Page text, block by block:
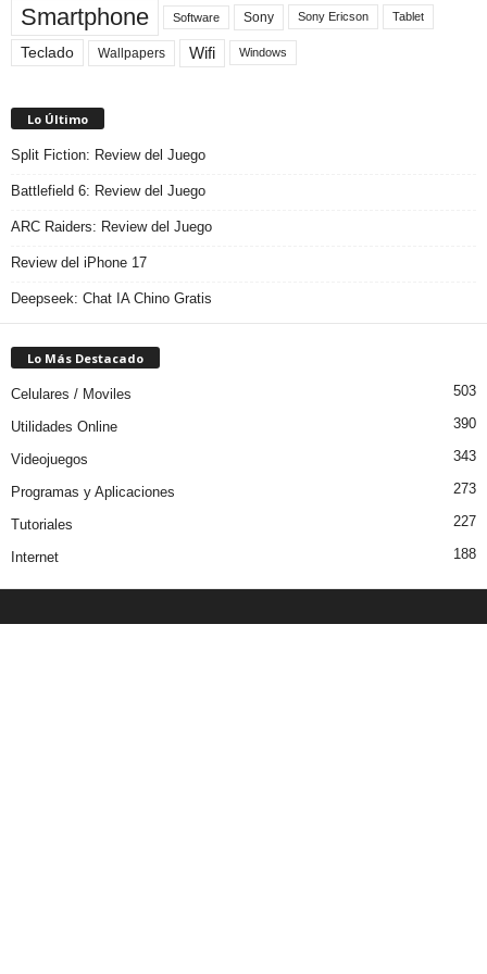
Smartphone Software Sony Sony Ericson Tablet
Teclado Wallpapers Wifi Windows
Lo Último
Split Fiction: Review del Juego
Battlefield 6: Review del Juego
ARC Raiders: Review del Juego
Review del iPhone 17
Deepseek: Chat IA Chino Gratis
Lo Más Destacado
Celulares / Moviles 503
Utilidades Online 390
Videojuegos 343
Programas y Aplicaciones 273
Tutoriales 227
Internet 188